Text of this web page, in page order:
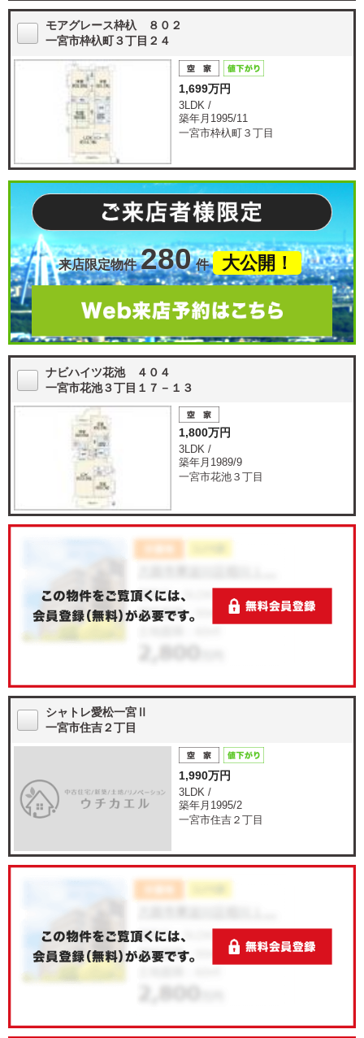
モアグレース枠杁 ８０２
一宮市枠杁町３丁目２４
1,699万円
3LDK /
築年月1995/11
一宮市枠杁町３丁目
来店限定物件 280 件 大公開！
ナビハイツ花池 ４０４
一宮市花池３丁目１７－１３
1,800万円
3LDK /
築年月1989/9
一宮市花池３丁目
シャトレ愛松一宮Ⅱ
一宮市住吉２丁目
1,990万円
3LDK /
築年月1995/2
一宮市住吉２丁目